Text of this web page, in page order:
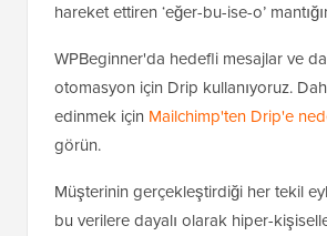
hareket ettiren ‘eğer-bu-ise-o’
WPBeginner'da hedefli mesajlar ve
otomasyon için Drip kullanıyoruz.
edinmek için Mailchimp'ten Drip'e
görün.
Müşterinin gerçekleştirdiği her tekil
bu verilere dayalı olarak hiper-